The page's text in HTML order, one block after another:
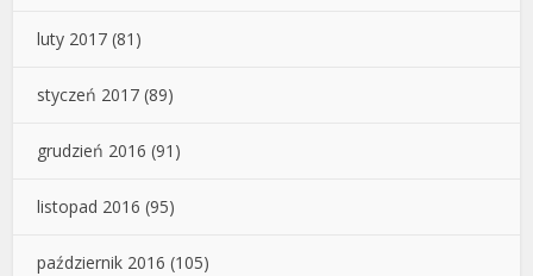
luty 2017 (81)
styczeń 2017 (89)
grudzień 2016 (91)
listopad 2016 (95)
październik 2016 (105)